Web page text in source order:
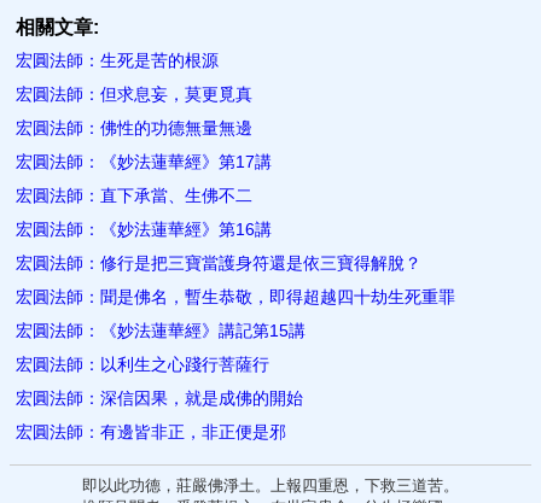
相關文章:
宏圓法師：生死是苦的根源
宏圓法師：但求息妄，莫更覓真
宏圓法師：佛性的功德無量無邊
宏圓法師：《妙法蓮華經》第17講
宏圓法師：直下承當、生佛不二
宏圓法師：《妙法蓮華經》第16講
宏圓法師：修行是把三寶當護身符還是依三寶得解脫？
宏圓法師：聞是佛名，暫生恭敬，即得超越四十劫生死重罪
宏圓法師：《妙法蓮華經》講記第15講
宏圓法師：以利生之心踐行菩薩行
宏圓法師：深信因果，就是成佛的開始
宏圓法師：有邊皆非正，非正便是邪
即以此功德，莊嚴佛淨土。上報四重恩，下救三道苦。